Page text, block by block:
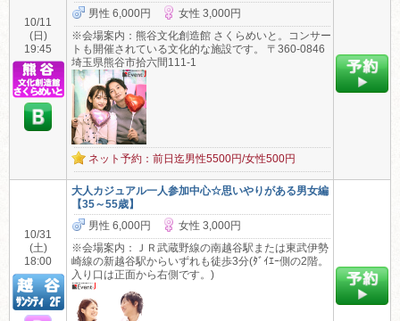
10/11
(日)
19:45
男性 6,000円
女性 3,000円
※会場案内：熊谷文化創造館 さくらめいと。コンサー
トも開催されている文化的な施設です。 〒360-0846
埼玉県熊谷市拾六間111-1
ネット予約：前日迄男性5500円/女性500円
10/31
(土)
18:00
大人カジュアル一人参加中心☆思いやりがある男女編
【35～55歳】
男性 6,000円
女性 3,000円
※会場案内：ＪＲ武蔵野線の南越谷駅または東武伊勢
崎線の新越谷駅からいずれも徒歩3分(ﾀﾞｲｴｰ側の2階。
入り口は正面から右側です。)